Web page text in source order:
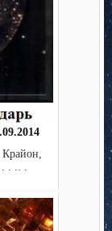
. .. .